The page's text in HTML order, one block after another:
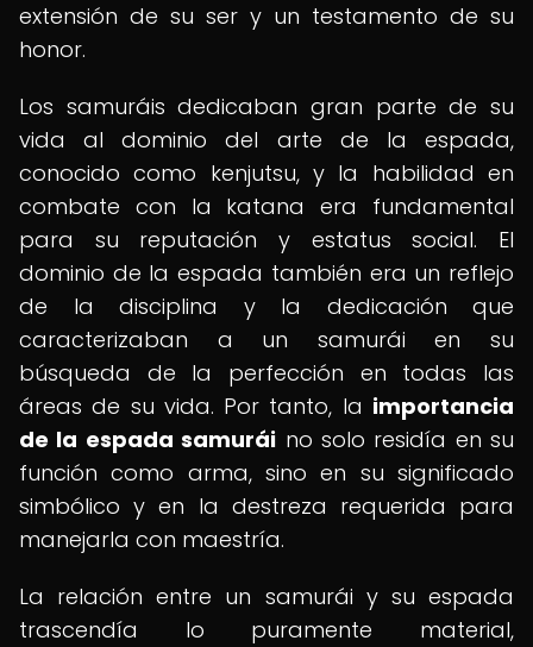
extensión de su ser y un testamento de su
honor.
Los samuráis dedicaban gran parte de su
vida al dominio del arte de la espada,
conocido como kenjutsu, y la habilidad en
combate con la katana era fundamental
para su reputación y estatus social. El
dominio de la espada también era un reflejo
de la disciplina y la dedicación que
caracterizaban a un samurái en su
búsqueda de la perfección en todas las
áreas de su vida. Por tanto, la importancia
de la espada samurái no solo residía en su
función como arma, sino en su significado
simbólico y en la destreza requerida para
manejarla con maestría.
La relación entre un samurái y su espada
trascendía lo puramente material,